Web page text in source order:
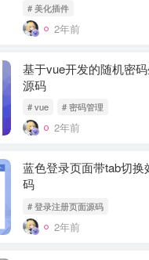
# 美化插件
2年前
基于vue开发的随机密
源码
# vue # 密码管理
2年前
蓝色登录页面带tab切换
码
# 登录注册页面源码
2年前